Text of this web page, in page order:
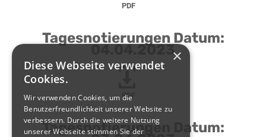
PDF
Tagesnotierungen Datum:
04.04.2023
PDF
Tagesnotierungen Datum:
×
Diese Webseite verwendet
Cookies.
Wir verwenden Cookies, um die
Benutzerfreundlichkeit unserer Website zu
verbessern. Durch die weitere Nutzung
unserer Webseite stimmen Sie der